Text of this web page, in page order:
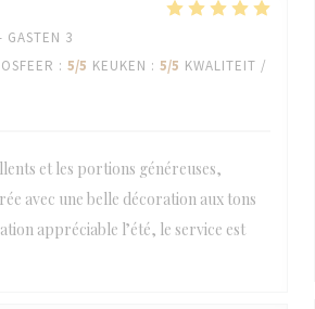
3
: 5/5 KEUKEN : 5/5 KWALITEIT /
et les portions généreuses,
avec une belle décoration aux tons
appréciable l’été, le service est